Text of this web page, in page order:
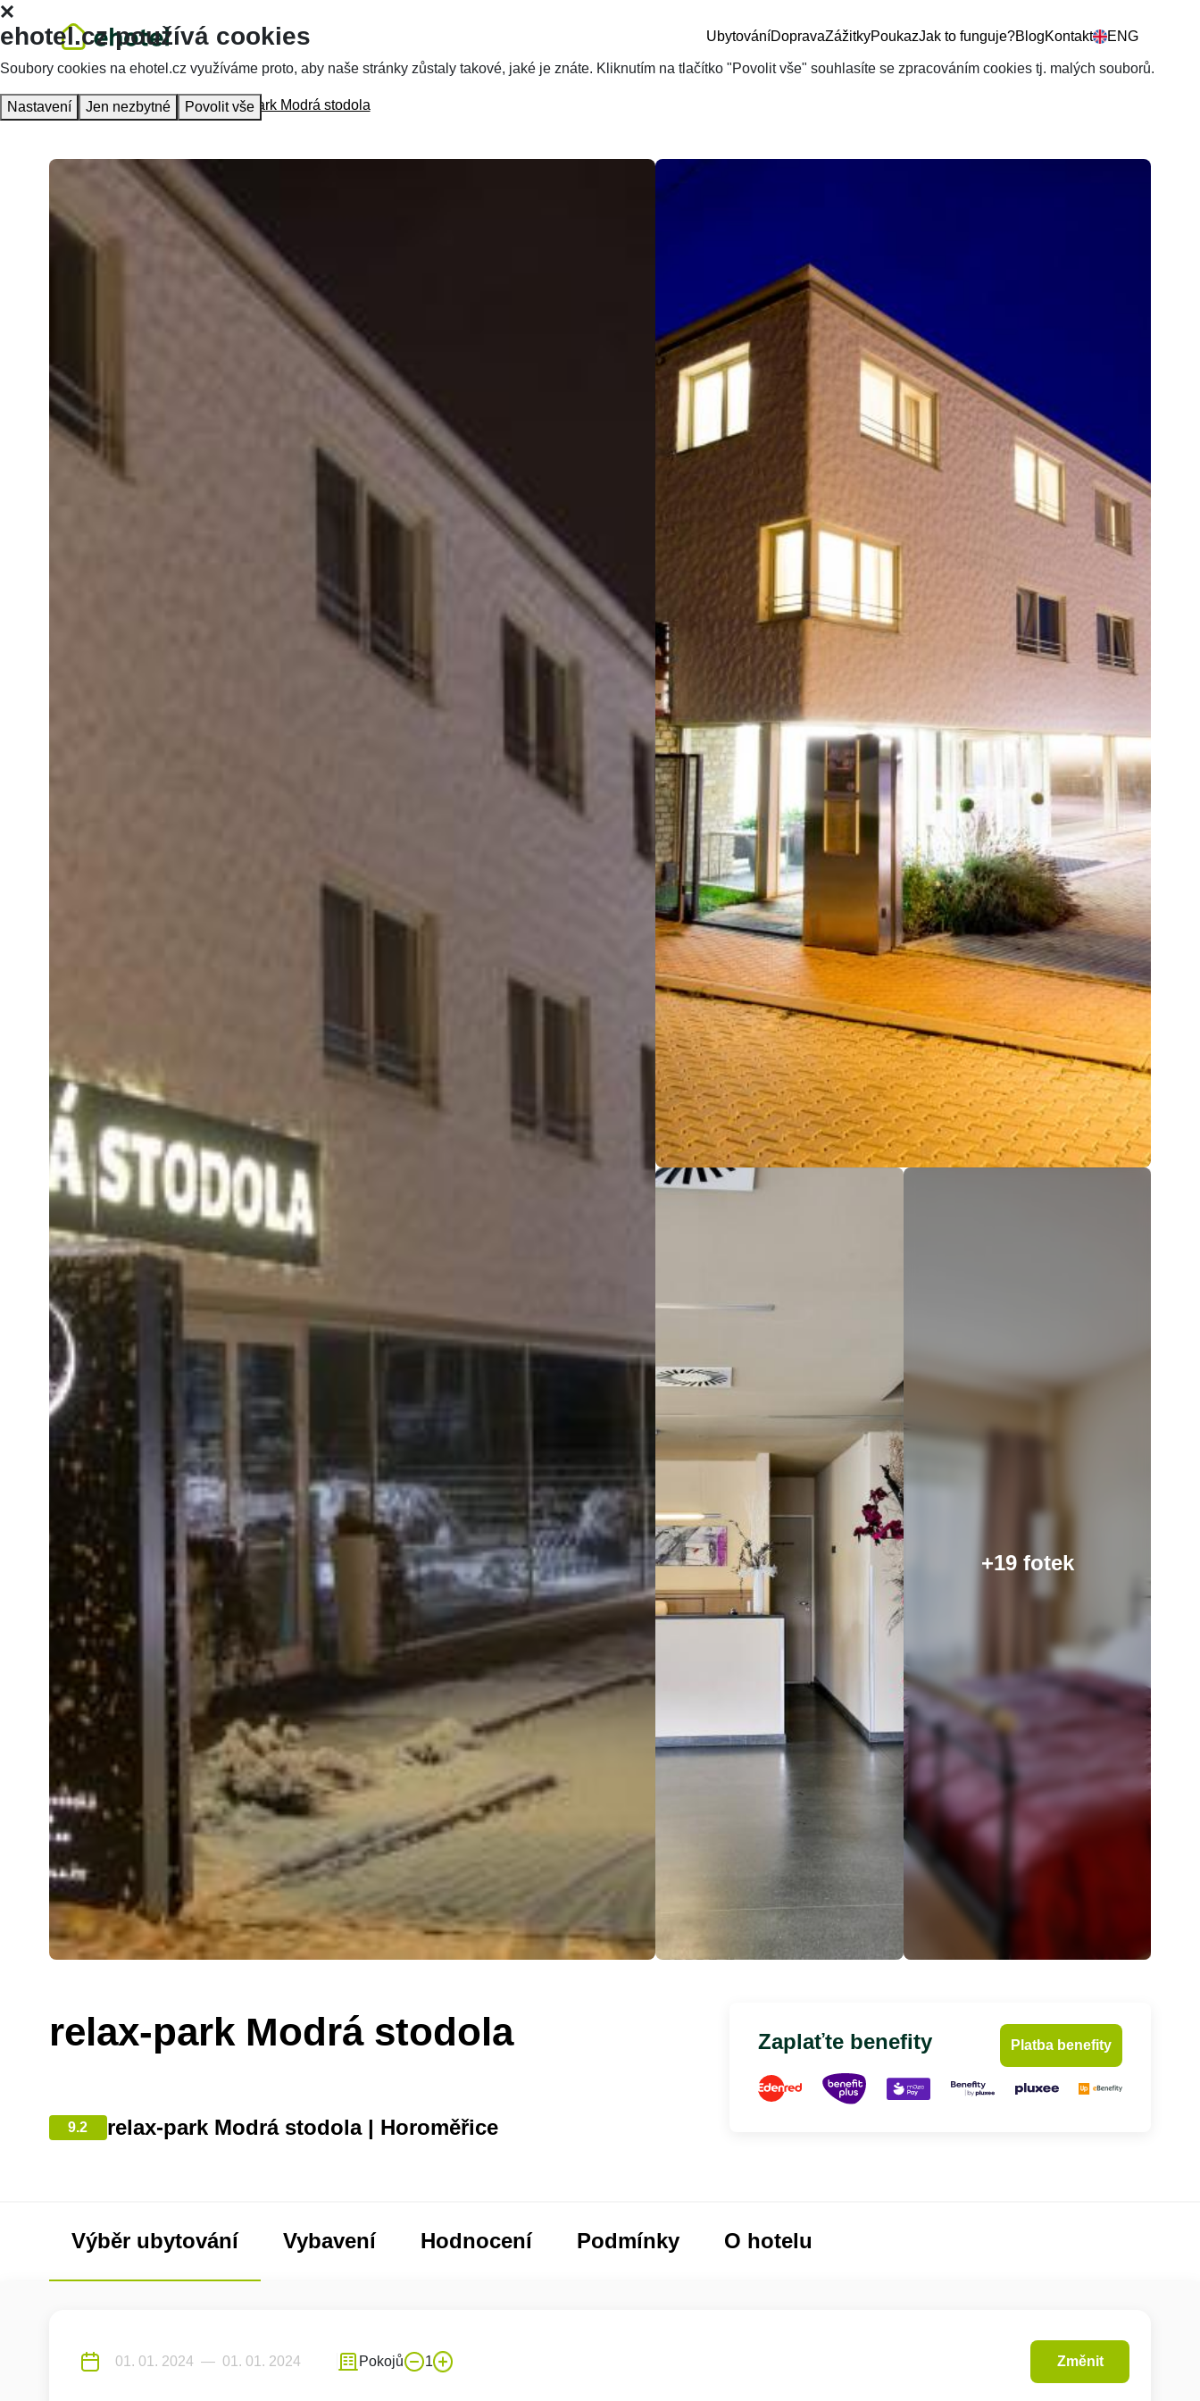
UbytováníDopravaZážitkyPoukazJak to funguje?BlogKontakt ENG
Hlavní stránka Ubytování relax-park Modrá stodola
+19 fotek
relax-park Modrá stodola
9.2 relax-park Modrá stodola | Horoměřice
Zaplaťte benefity Platba benefity
Výběr ubytování Vybavení Hodnocení Podmínky O hotelu
Pokojů 1 Změnit
ehotel.cz používá cookies
Soubory cookies na ehotel.cz využíváme proto, aby naše stránky zůstaly takové, jaké je znáte. Kliknutím na tlačítko "Povolit vše" souhlasíte se zpracováním cookies tj. malých souborů.
Nastavení Jen nezbytné Povolit vše